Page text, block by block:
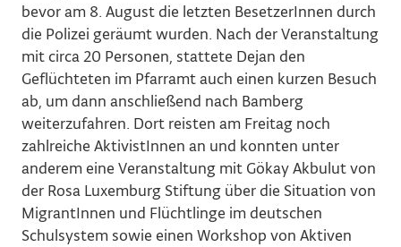
bevor am 8. August die letzten BesetzerInnen durch
die Polizei geräumt wurden. Nach der Veranstaltung
mit circa 20 Personen, stattete Dejan den
Geflüchteten im Pfarramt auch einen kurzen Besuch
ab, um dann anschließend nach Bamberg
weiterzufahren. Dort reisten am Freitag noch
zahlreiche AktivistInnen an und konnten unter
anderem eine Veranstaltung mit Gökay Akbulut von
der Rosa Luxemburg Stiftung über die Situation von
MigrantInnen und Flüchtlinge im deutschen
Schulsystem sowie einen Workshop von Aktiven